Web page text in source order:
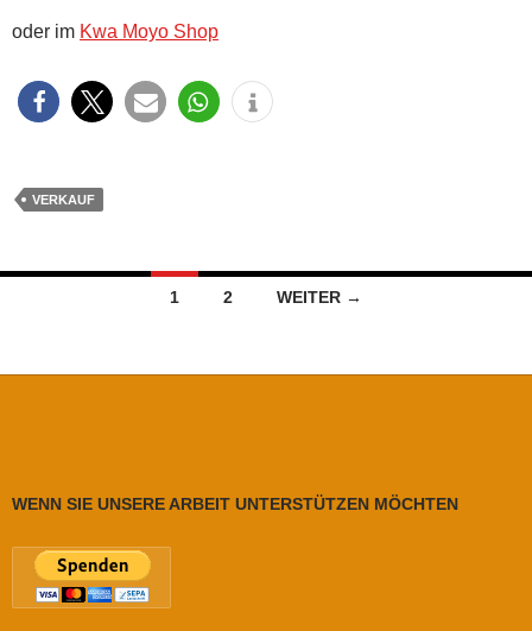
oder im Kwa Moyo Shop
VERKAUF
Beitragsnavigation
1 2 WEITER →
WENN SIE UNSERE ARBEIT UNTERSTÜTZEN MÖCHTEN